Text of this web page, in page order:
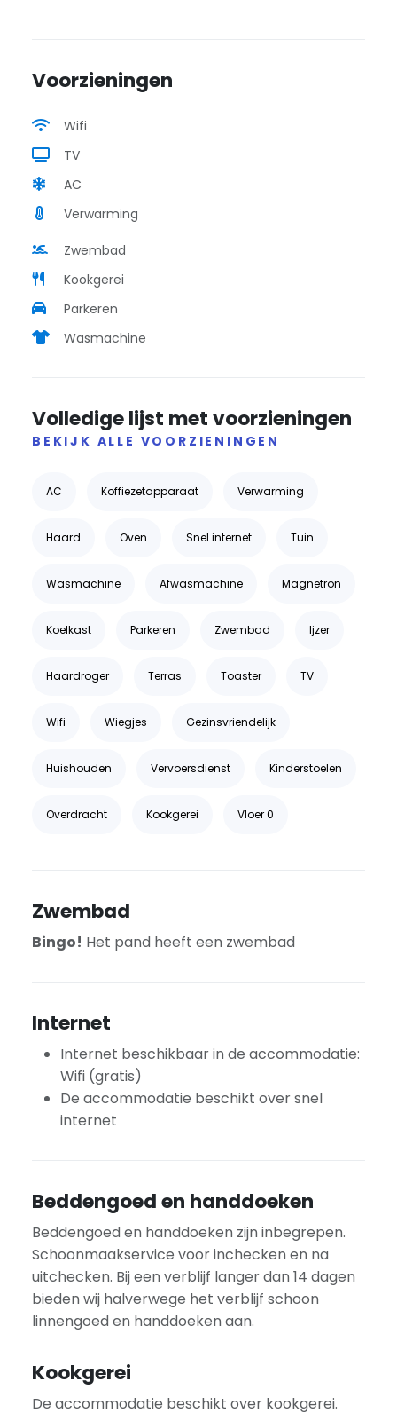
Voorzieningen
Wifi
TV
AC
Verwarming
Zwembad
Kookgerei
Parkeren
Wasmachine
Volledige lijst met voorzieningen
BEKIJK ALLE VOORZIENINGEN
AC Koffiezetapparaat Verwarming
Haard Oven Snel internet Tuin
Wasmachine Afwasmachine Magnetron
Koelkast Parkeren Zwembad Ijzer
Haardroger Terras Toaster TV
Wifi Wiegjes Gezinsvriendelijk
Huishouden Vervoersdienst Kinderstoelen
Overdracht Kookgerei Vloer 0
Zwembad
Bingo! Het pand heeft een zwembad
Internet
Internet beschikbaar in de accommodatie:
Wifi (gratis)
De accommodatie beschikt over snel
internet
Beddengoed en handdoeken
Beddengoed en handdoeken zijn inbegrepen.
Schoonmaakservice voor inchecken en na
uitchecken. Bij een verblijf langer dan 14 dagen
bieden wij halverwege het verblijf schoon
linnengoed en handdoeken aan.
Kookgerei
De accommodatie beschikt over kookgerei.